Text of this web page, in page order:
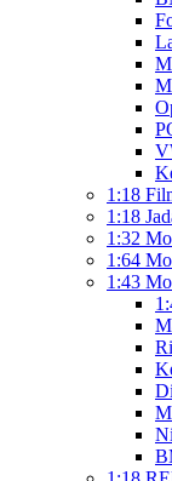
1:18
1:18
1:32
1:64
1:43